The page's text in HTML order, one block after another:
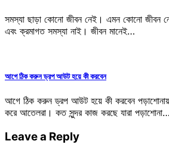
সমস্যা ছাড়া কোনো জীবন নেই। এমন কোনো জীবন
এবং ক্রমাগত সমস্যা নাই। জীবন মানেই…
আগে ঠিক করুন ড্রপ আউট হয়ে কী করবেন
আগে ঠিক করুন ড্রপ আউট হয়ে কী করবেন
করে আতেলরা। কত সুন্দর কাজ করছে যারা পড়াশোনা…
Leave a Reply